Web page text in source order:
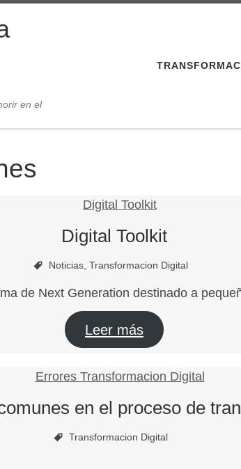
en el
Digital Toolkit
Noticias, Transformacion Digital
de Next Generation destinado a
Leer más
en el proceso de
Transformacion Digital